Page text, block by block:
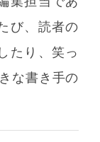
び、読者の
たり、笑っ
な書き手の